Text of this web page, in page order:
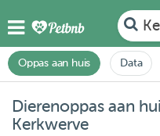
Oppas aan huis Data
Dierenoppas aan
Kerkwerve